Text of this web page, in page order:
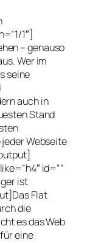
1″]
– genauso
Wer im
seine
auch in
Stand
Webseite
id=““
ist
Flat
die
es das Web
eine